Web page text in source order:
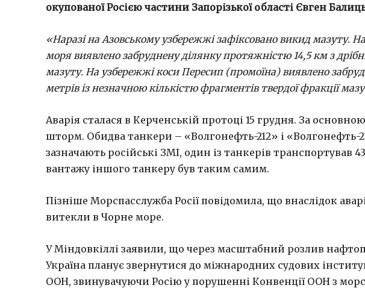
окупованої Росією частини Запорізької області Євген
«Наразі на Азовському узбережжі зафіксовановикид мазуту.
моря виявлено забруднену ділянку протяжністю 14,5 км з
мазуту. На узбережжі коси Пересип (промоїна) виявлено
метрів із незначною кількістю фрагментів твердої фракції
Аварія сталася в Керченській протоці 15 грудня. За
шторм. Обидва танкери – «Волгонефть-212» і «Волгонефть-
зазначають російські ЗМІ, один із танкерів транспортував
вантажу іншого танкеру був таким самим.
Пізніше Морспасслужба Росії повідомила, що внаслідок
витекли в Чорне море.
У Міндовкіллі заявили, що через масштабний розлив
Україна планує звернутися до міжнародних судових
ООН, звинувачуючи Росію у порушенні Конвенції ООН з